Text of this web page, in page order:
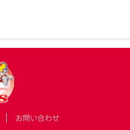
お問い合わせ